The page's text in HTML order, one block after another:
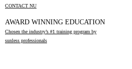
CONTACT NU
AWARD WINNING EDUCATION
Chosen the industry’s #1 training program by
sunless professionals